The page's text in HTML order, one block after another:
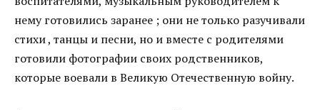
нему готовились заранее ; они не только разучивали
стихи , танцы и песни, но и вместе с родителями
готовили фотографии своих родственников,
которые воевали в Великую Отечественную войну.